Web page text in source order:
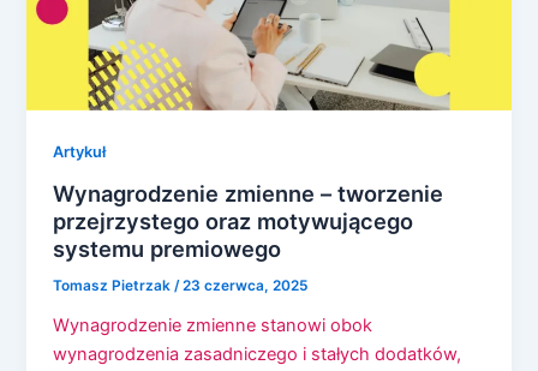
Artykuł
Wynagrodzenie zmienne – tworzenie
przejrzystego oraz motywującego
systemu premiowego
Tomasz Pietrzak/23 czerwca, 2025
Wynagrodzenie zmienne stanowi obok
wynagrodzenia zasadniczego i stałych dodatków,